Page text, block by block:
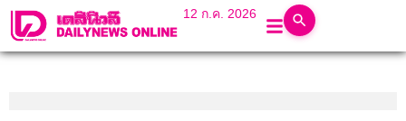
12 ก.ค. 2026